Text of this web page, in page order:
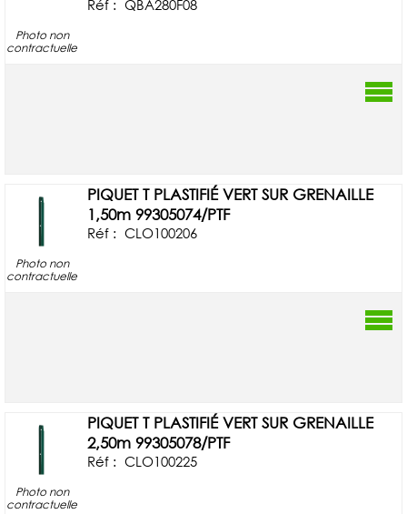
Photo non
contractuelle
Réf : QBA280F08
Photo non
contractuelle
PIQUET T PLASTIFIÉ VERT SUR GRENAILLE
1,50m 99305074/PTF
Réf : CLO100206
Photo non
contractuelle
PIQUET T PLASTIFIÉ VERT SUR GRENAILLE
2,50m 99305078/PTF
Réf : CLO100225